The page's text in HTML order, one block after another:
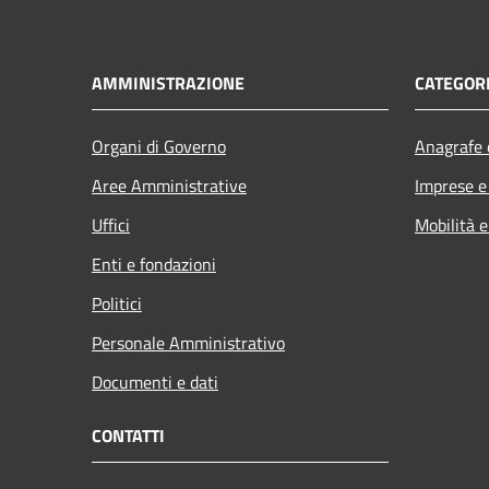
AMMINISTRAZIONE
Organi di Governo
Aree Amministrative
Uffici
Enti e fondazioni
Politici
Personale Amministrativo
Documenti e dati
Imprese
Mobilità
CONTATTI